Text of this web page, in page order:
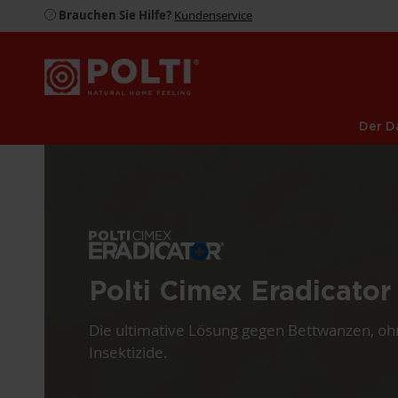
Brauchen Sie Hilfe? Kundenservice
Der
Polti Cimex Eradicator
Die ultimative Lösung gegen Bettwanzen,
Insektizide.